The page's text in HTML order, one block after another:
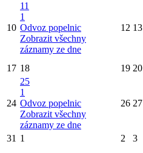
10
11
1
Odvoz popelnic
Zobrazit všechny
záznamy ze dne
12 13
17 18 19 20
24
25
1
Odvoz popelnic
Zobrazit všechny
záznamy ze dne
26 27
31 1 2 3